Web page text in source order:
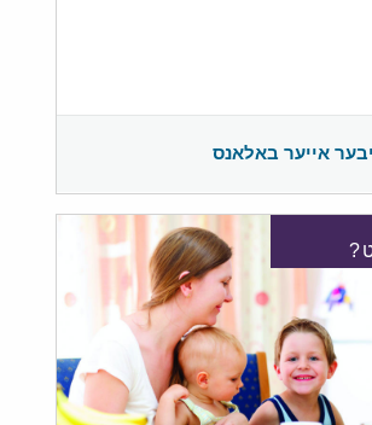
אייער באלאנס